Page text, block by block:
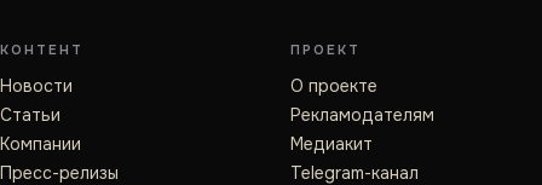
КОНТЕНТ
Новости
Статьи
Компании
Пресс-релизы
ПРОЕКТ
О проекте
Рекламодателям
Медиакит
Telegram-канал